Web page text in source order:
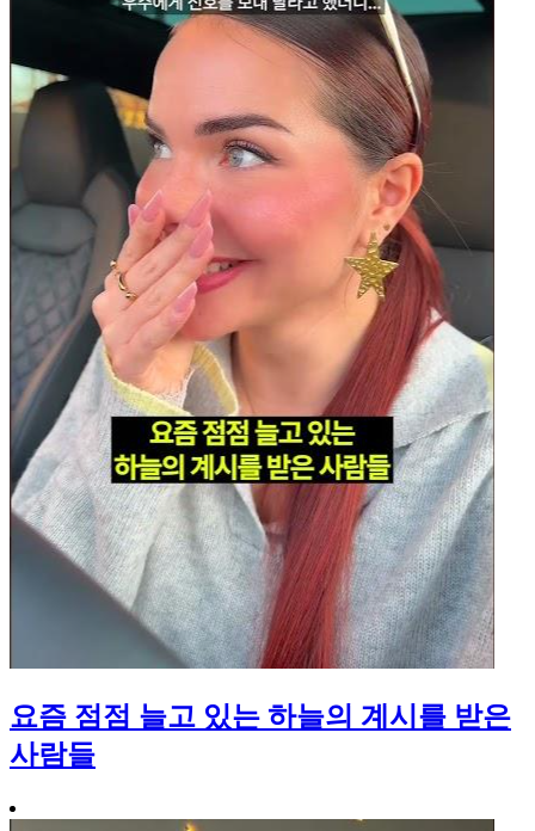
요즘 점점 늘고 있는 하늘의 계시를 받은
사람들